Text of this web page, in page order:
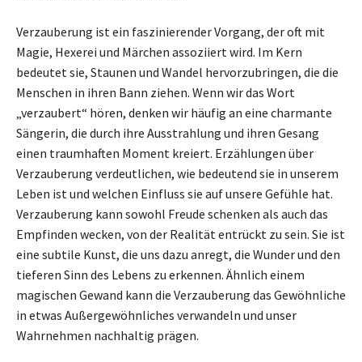
Verzauberung ist ein faszinierender Vorgang, der oft mit
Magie, Hexerei und Märchen assoziiert wird. Im Kern
bedeutet sie, Staunen und Wandel hervorzubringen, die die
Menschen in ihren Bann ziehen. Wenn wir das Wort
„verzaubert“ hören, denken wir häufig an eine charmante
Sängerin, die durch ihre Ausstrahlung und ihren Gesang
einen traumhaften Moment kreiert. Erzählungen über
Verzauberung verdeutlichen, wie bedeutend sie in unserem
Leben ist und welchen Einfluss sie auf unsere Gefühle hat.
Verzauberung kann sowohl Freude schenken als auch das
Empfinden wecken, von der Realität entrückt zu sein. Sie ist
eine subtile Kunst, die uns dazu anregt, die Wunder und den
tieferen Sinn des Lebens zu erkennen. Ähnlich einem
magischen Gewand kann die Verzauberung das Gewöhnliche
in etwas Außergewöhnliches verwandeln und unser
Wahrnehmen nachhaltig prägen.